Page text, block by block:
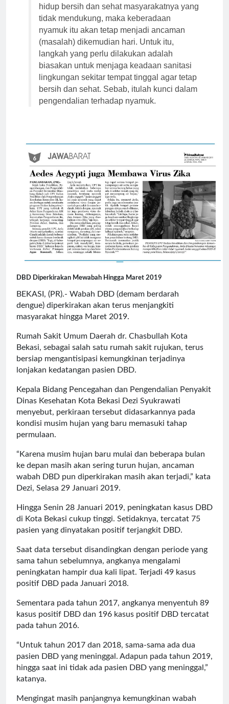
hidup bersih dan sehat masyarakatnya yang
tidak mendukung, maka keberadaan
nyamuk itu akan tetap menjadi ancaman
(masalah) dikemudian hari. Untuk itu,
langkah yang perlu dilakukan adalah
biasakan untuk menjaga keadaan sanitasi
lingkungan sekitar tempat tinggal agar tetap
bersih dan sehat. Sebab, itulah kunci dalam
pengendalian terhadap nyamuk.
DBD Diperkirakan Mewabah Hingga Maret 2019
BEKASI, (PR).- Wabah DBD (demam berdarah
dengue) diperkirakan akan terus menjangkiti
masyarakat hingga Maret 2019.
Rumah Sakit Umum Daerah dr. Chasbullah Kota
Bekasi, sebagai salah satu rumah sakit rujukan, terus
bersiap mengantisipasi kemungkinan terjadinya
lonjakan kedatangan pasien DBD.
Kepala Bidang Pencegahan dan Pengendalian Penyakit
Dinas Kesehatan Kota Bekasi Dezi Syukrawati
menyebut, perkiraan tersebut didasarkannya pada
kondisi musim hujan yang baru memasuki tahap
permulaan.
“Karena musim hujan baru mulai dan beberapa bulan
ke depan masih akan sering turun hujan, ancaman
wabah DBD pun diperkirakan masih akan terjadi,” kata
Dezi, Selasa 29 Januari 2019.
Hingga Senin 28 Januari 2019, peningkatan kasus DBD
di Kota Bekasi cukup tinggi. Setidaknya, tercatat 75
pasien yang dinyatakan positif terjangkit DBD.
Saat data tersebut disandingkan dengan periode yang
sama tahun sebelumnya, angkanya mengalami
peningkatan hampir dua kali lipat. Terjadi 49 kasus
positif DBD pada Januari 2018.
Sementara pada tahun 2017, angkanya menyentuh 89
kasus positif DBD dan 196 kasus positif DBD tercatat
pada tahun 2016.
“Untuk tahun 2017 dan 2018, sama-sama ada dua
pasien DBD yang meninggal. Adapun pada tahun 2019,
hingga saat ini tidak ada pasien DBD yang meninggal,”
katanya.
Mengingat masih panjangnya kemungkinan wabah